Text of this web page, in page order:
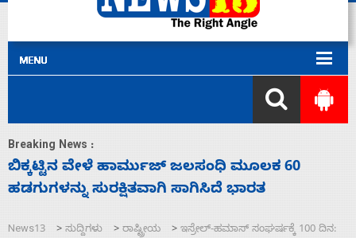
Breaking News :
ನಾಗೇಂದ್ರ ರಾಜೀನಾಮೆ ಕೊಡದಿದ್ದರೆ ಸದನ ನಡೆಸಲು
ಬಿಡೆವು: ಛಲವಾದಿ ನಾರಾಯಣಸ್ವಾಮಿ
News13 > ಸುದ್ದಿಗಳು > ರಾಷ್ಟ್ರೀಯ > ಇಸ್ರೇಲ್-ಹಮಾಸ್‌ ಸಂಘರ್ಷಕ್ಕೆ 100 ದಿನ: